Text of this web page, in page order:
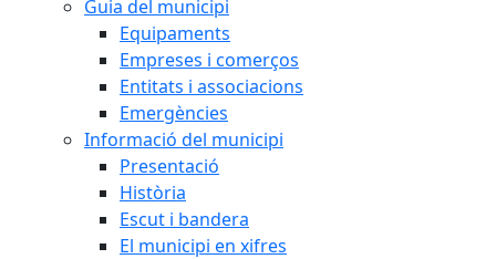
Guia del municipi
Equipaments
Empreses i comerços
Entitats i associacions
Emergències
Informació del municipi
Presentació
Història
Escut i bandera
El municipi en xifres